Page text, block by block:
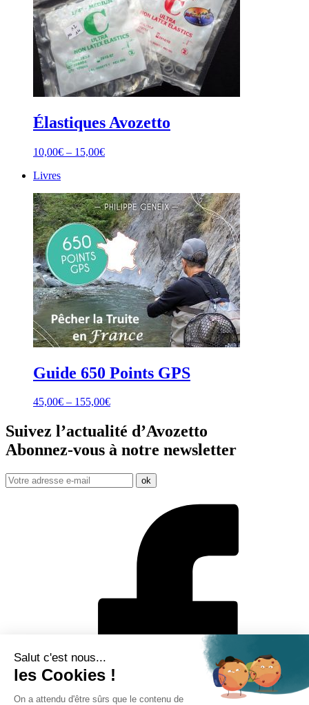
Élastiques Avozetto
10,00€ – 15,00€
Livres
Guide 650 Points GPS
45,00€ – 155,00€
Suivez l’actualité d’Avozetto
Abonnez-vous à notre newsletter